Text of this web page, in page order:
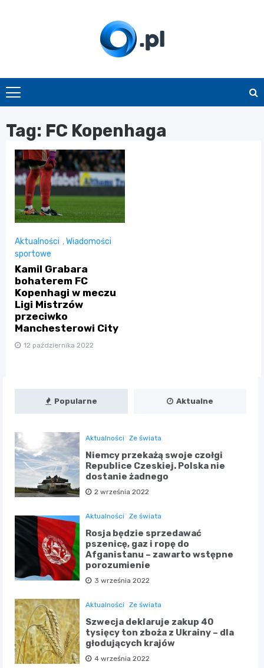
O.pl
Tag: FC Kopenhaga
Aktualności ,Wiadomości
sportowe
Kamil Grabara
bohaterem FC
Kopenhagi w meczu
Ligi Mistrzów
przeciwko
Manchesterowi City
12 października 2022
Popularne Aktualne
Aktualności Ze świata
Niemcy przekażą swoje czołgi
Republice Czeskiej. Polska nie
dostanie żadnego
2 września 2022
Aktualności Ze świata
Rosja będzie sprzedawać
pszenicę, gaz i ropę do
Afganistanu – zawarto wstępne
porozumienie
3 września 2022
Aktualności Ze świata
Szwecja deklaruje zakup 40
tysięcy ton zboża z Ukrainy – dla
głodujących krajów
4 września 2022